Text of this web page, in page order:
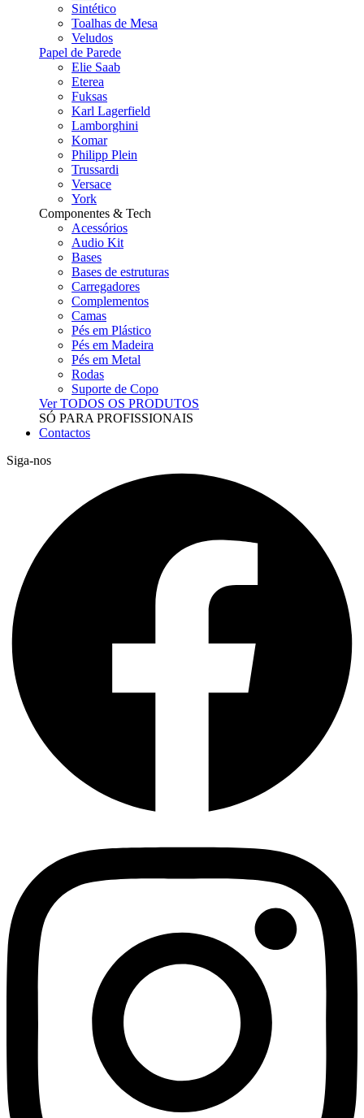
Sintético
Toalhas de Mesa
Veludos
Papel de Parede
Elie Saab
Eterea
Fuksas
Karl Lagerfield
Lamborghini
Komar
Philipp Plein
Trussardi
Versace
York
Componentes & Tech
Acessórios
Audio Kit
Bases
Bases de estruturas
Carregadores
Complementos
Camas
Pés em Plástico
Pés em Madeira
Pés em Metal
Rodas
Suporte de Copo
Ver TODOS OS PRODUTOS
SÓ PARA PROFISSIONAIS
Contactos
Siga-nos